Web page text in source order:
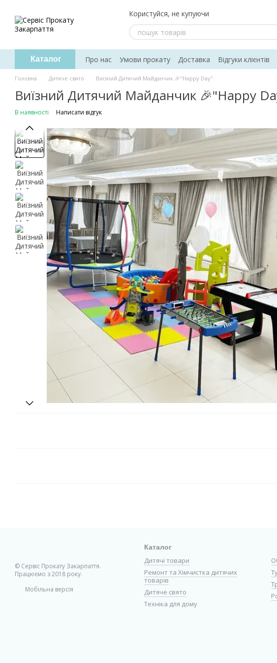
Користуйся, не купуючи
Каталог Про нас Умови прокату Доставка Відгуки клієнтів
Головна Дитяче свято Виїзний Дитячий Майданчик 🎉"Happy Day"
Виїзний Дитячий Майданчик 🎉"Happy
В наявності Написати відгук
© Сервіс Прокату Закарпаття.
Працюємо з 2018 року.
Мобільна версія
Каталог
Дитячі товари
Ремонт та Хімчистка дитячих
товарів
Дитяче свято
Техніка для дому